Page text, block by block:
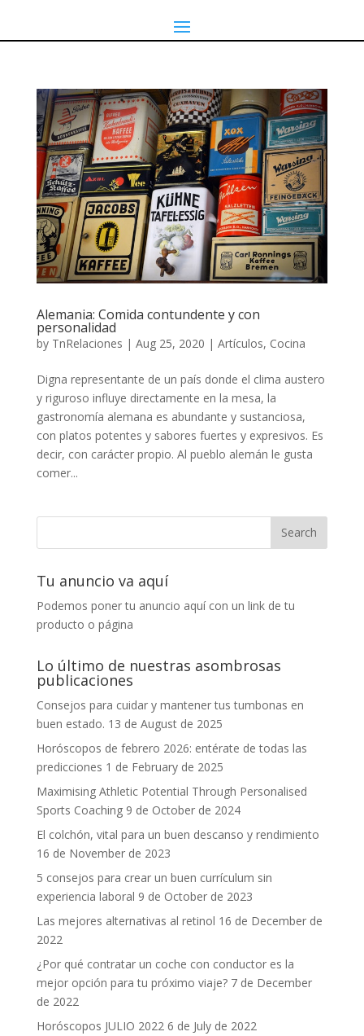
Alemania: Comida contundente y con
personalidad
by TnRelaciones | Aug 25, 2020 | Artículos, Cocina
Digna representante de un país donde el clima austero
y riguroso influye directamente en la mesa, la
gastronomía alemana es abundante y sustanciosa,
con platos potentes y sabores fuertes y expresivos. Es
decir, con carácter propio. Al pueblo alemán le gusta
comer...
Tu anuncio va aquí
Podemos poner tu anuncio aquí con un link de tu
producto o página
Lo último de nuestras asombrosas
publicaciones
Consejos para cuidar y mantener tus tumbonas en
buen estado. 13 de August de 2025
Horóscopos de febrero 2026: entérate de todas las
predicciones 1 de February de 2025
Maximising Athletic Potential Through Personalised
Sports Coaching 9 de October de 2024
El colchón, vital para un buen descanso y rendimiento
16 de November de 2023
5 consejos para crear un buen currículum sin
experiencia laboral 9 de October de 2023
Las mejores alternativas al retinol 16 de December de
2022
¿Por qué contratar un coche con conductor es la
mejor opción para tu próximo viaje? 7 de December
de 2022
Horóscopos JULIO 2022 6 de July de 2022